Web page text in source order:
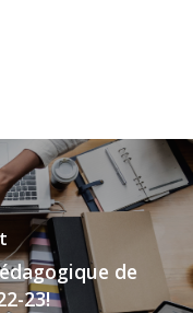
de
23!